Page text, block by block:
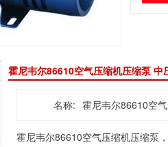
霍尼韦尔86610空气压缩机压缩泵 中
名称: 霍尼韦尔86610空
霍尼韦尔86610空气压缩机压缩泵